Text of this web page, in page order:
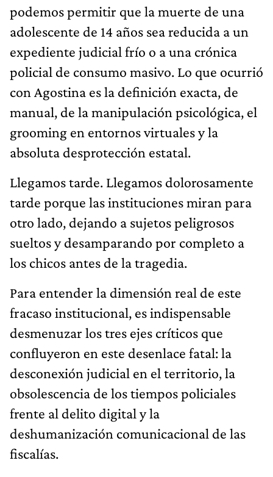
podemos permitir que la muerte de una
adolescente de 14 años sea reducida a un
expediente judicial frío o a una crónica
policial de consumo masivo. Lo que ocurrió
con Agostina es la definición exacta, de
manual, de la manipulación psicológica, el
grooming en entornos virtuales y la
absoluta desprotección estatal.
Llegamos tarde. Llegamos dolorosamente
tarde porque las instituciones miran para
otro lado, dejando a sujetos peligrosos
sueltos y desamparando por completo a
los chicos antes de la tragedia.
Para entender la dimensión real de este
fracaso institucional, es indispensable
desmenuzar los tres ejes críticos que
confluyeron en este desenlace fatal: la
desconexión judicial en el territorio, la
obsolescencia de los tiempos policiales
frente al delito digital y la
deshumanización comunicacional de las
fiscalías.